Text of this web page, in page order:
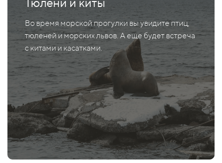
Во время морской прогулки вы увидите птиц,
тюленей и морских львов. А еще будет встреча
с китами и касатками.